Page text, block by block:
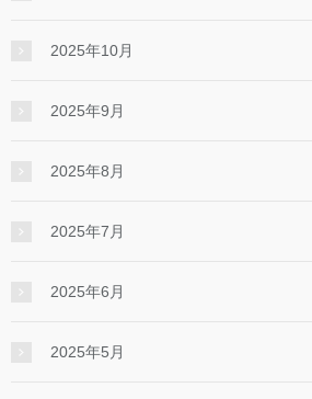
2025年10月
2025年9月
2025年8月
2025年7月
2025年6月
2025年5月